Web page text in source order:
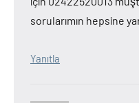
sorularımın hepsine
Yanıtla